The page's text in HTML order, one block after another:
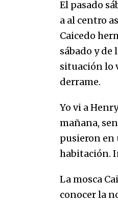
El pasado
a al centro
Caicedo
sábado y de
situación lo
derrame.
Yo vi a
mañana,
pusieron en
habitación.
La mosca
conocer la